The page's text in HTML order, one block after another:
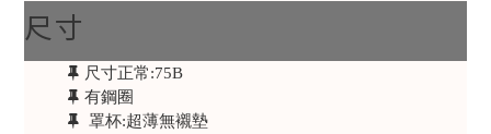
尺寸
尺寸正常:75B
有鋼圈
罩杯:超薄無襯墊